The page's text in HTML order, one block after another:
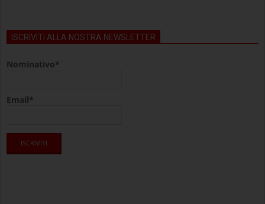
ISCRIVITI ALLA NOSTRA NEWSLETTER
Nominativo*
Email*